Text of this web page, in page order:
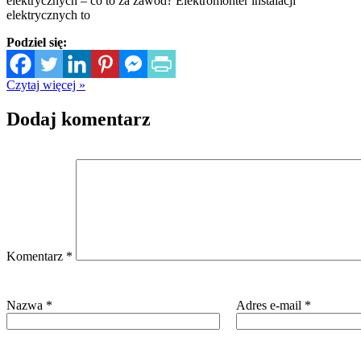
elektrycznych to
Podziel się:
Czytaj więcej »
Dodaj komentarz
Komentarz *
Nazwa * Adres e-mail *